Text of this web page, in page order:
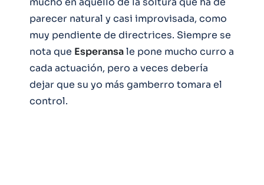
parecer natural y casi improvisada, como
muy pendiente de directrices. Siempre se
nota que Esperansale pone mucho curro a
cada actuación, pero a veces debería
dejar que su yo más gamberro tomara el
control.